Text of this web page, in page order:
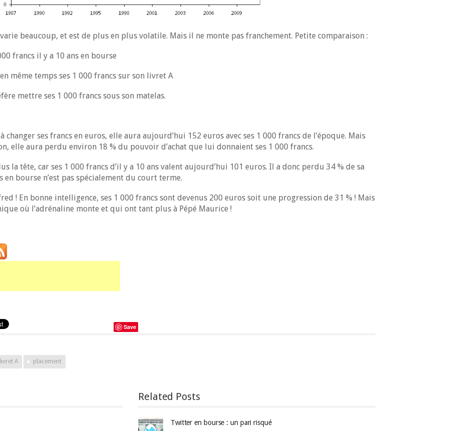
beaucoup, et est de plus en plus volatile. Mais il ne monte pas franchement. Petite comparaison :
il y a 10 ans en bourse
temps ses 1 000 francs sur son livret A
mettre ses 1 000 francs sous son matelas.
changer ses francs en euros, elle aura aujourd’hui 152 euros avec ses 1 000 francs de l’époque. Mais
elle aura perdu environ 18 % du pouvoir d’achat que lui donnaient ses 1 000 francs.
la tête, car ses 1 000 francs d’il y a 10 ans valent aujourd’hui 101 euros. Il a donc perdu 34 % de sa
bourse n’est pas spécialement du court terme.
! En bonne intelligence, ses 1 000 francs sont devenus 200 euros soit une progression de 31 % ! Mais
où l’adrénaline monte et qui ont tant plus à Pépé Maurice !
Save
livret A placement
Related Posts
Twitter en bourse : un pari risqué